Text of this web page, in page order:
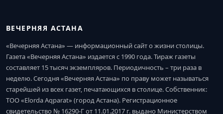
ВЕЧЕРНЯЯ АСТАНА
«Вечерняя Астана» — информационный сайт о жизни столицы.
Газета «Вечерняя Астана» издается с 1990 года. Тираж газеты
составляет 15 тысяч экземпляров. Периодичность – три раза в
неделю. Сегодня «Вечерняя Астана» по праву может называться
старейшей из всех газет, печатающихся в столице. Собственник:
ТОО «Elorda Aqparat» (город Астана). Регистрационное
свидетельство № 16290-Г от 11.01.2017 г. выдано Министерством